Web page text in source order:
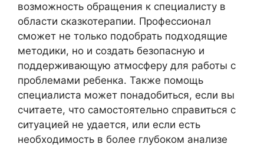
возможность обращения к специалисту в
области сказкотерапии. Профессионал
сможет не только подобрать подходящие
методики, но и создать безопасную и
поддерживающую атмосферу для работы с
проблемами ребенка. Также помощь
специалиста может понадобиться, если вы
считаете, что самостоятельно справиться с
ситуацией не удается, или если есть
необходимость в более глубоком анализе